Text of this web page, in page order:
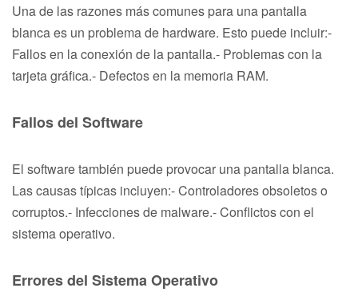
Una de las razones más comunes para una pantalla
blanca es un problema de hardware. Esto puede incluir:-
Fallos en la conexión de la pantalla.- Problemas con la
tarjeta gráfica.- Defectos en la memoria RAM.
Fallos del Software
El software también puede provocar una pantalla blanca.
Las causas típicas incluyen:- Controladores obsoletos o
corruptos.- Infecciones de malware.- Conflictos con el
sistema operativo.
Errores del Sistema Operativo